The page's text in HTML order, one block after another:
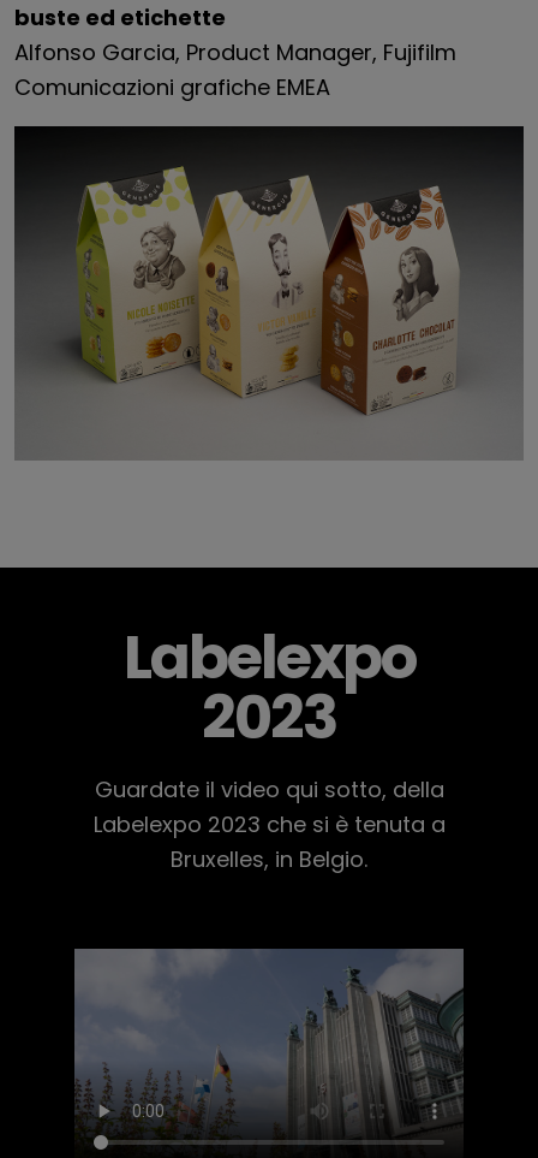
buste ed etichette
Alfonso Garcia, Product Manager, Fujifilm
Comunicazioni grafiche EMEA
Labelexpo
2023
Guardate il video qui sotto, della
Labelexpo 2023 che si è tenuta a
Bruxelles, in Belgio.